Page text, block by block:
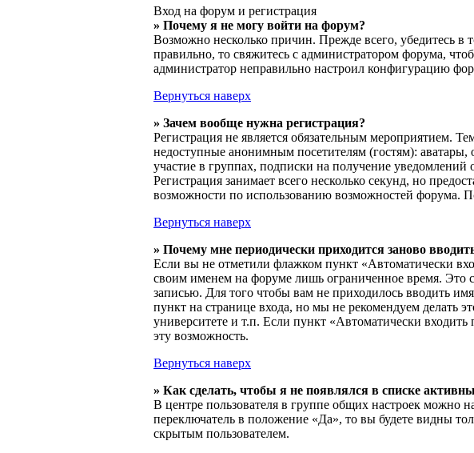
Вход на форум и регистрация
» Почему я не могу войти на форум?
Возможно несколько причин. Прежде всего, убедитесь в
правильно, то свяжитесь с администратором форума,
администратор неправильно настроил конфигурацию
Вернуться наверх
» Зачем вообще нужна регистрация?
Регистрация не является обязательным мероприятием.
недоступные анонимным посетителям (гостям):
участие в группах, подписки на получение
Регистрация занимает всего несколько секунд, но
возможности по использованию возможностей форума.
Вернуться наверх
» Почему мне периодически приходится заново
Если вы не отметили флажком пункт «Автоматически
своим именем на форуме лишь ограниченное время. Это
записью. Для того чтобы вам не приходилось вводить
пункт на странице входа, но мы не рекомендуем делать
университете и т.п. Если пункт «Автоматически
эту возможность.
Вернуться наверх
» Как сделать, чтобы я не появлялся в списке
В центре пользователя в группе общих настроек
переключатель в положение «Да», то вы будете видны
скрытым пользователем.